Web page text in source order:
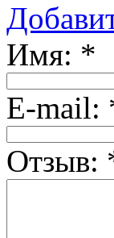
Имя: *
Е-mail:
Отзыв: